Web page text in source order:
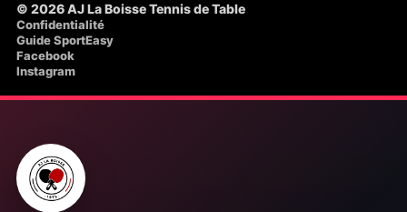
© 2026 AJ La Boisse Tennis de Table
Confidentialité
Guide SportEasy
Facebook
Instagram